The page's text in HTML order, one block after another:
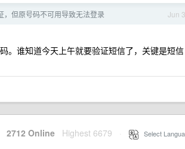
Jun 3
但原号码不可用导致无法登录
。谁知道今天上午就要验证短信了，关键是短信
2712 Online Highest 6679 Select